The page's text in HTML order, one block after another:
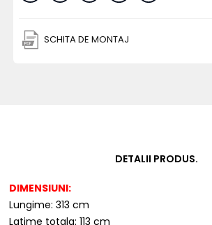
SCHITA DE MONTAJ
DETALII PRODUS.
DIMENSIUNI:
Lungime: 313 cm
Latime totala: 113 cm